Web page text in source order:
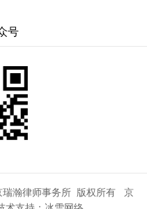
号
瀚律师事务所 版权所有 京